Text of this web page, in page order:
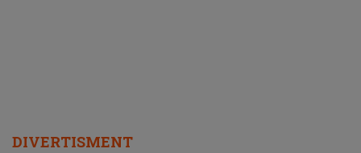
DIVERTISMENT